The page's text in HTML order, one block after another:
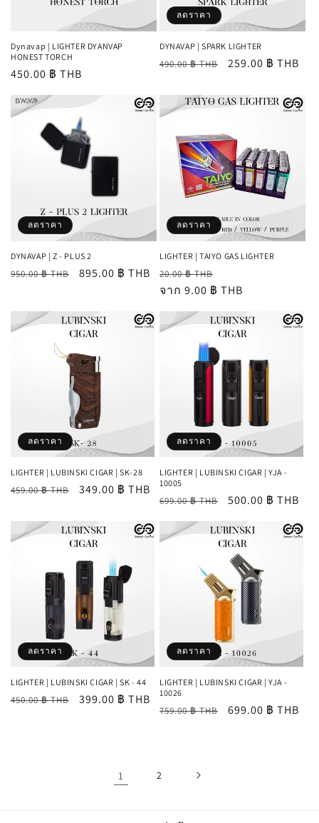
Dynavap | LIGHTER DYANVAP
HONEST TORCH
ราคา
450.00 ฿ THB
ลดราคา
DYNAVAP | SPARK LIGHTER
ราคา
490.00 ฿ THB
ราคา
259.00 ฿ THB
ลดราคา
DYNAVAP | Z - PLUS 2
ราคา
950.00 ฿ THB
ราคา
895.00 ฿ THB
ลดราคา
LIGHTER | TAIYO GAS LIGHTER
ราคา
ปกติ
20.00 ฿ THB
โปรโมชัน
จาก 9.00 ฿ THB
ลดราคา
LIGHTER | LUBINSKI CIGAR | SK-28
ราคา
459.00 ฿ THB
ราคา
349.00 ฿ THB
ลดราคา
LIGHTER | LUBINSKI CIGAR | YJA -
10005
ราคา
699.00 ฿ THB
ราคา
500.00 ฿ THB
ลดราคา
LIGHTER | LUBINSKI CIGAR | SK - 44
ราคา
450.00 ฿ THB
ราคา
399.00 ฿ THB
ลดราคา
LIGHTER | LUBINSKI CIGAR | YJA -
10026
ราคา
759.00 ฿ THB
ราคา
699.00 ฿ THB
1 2